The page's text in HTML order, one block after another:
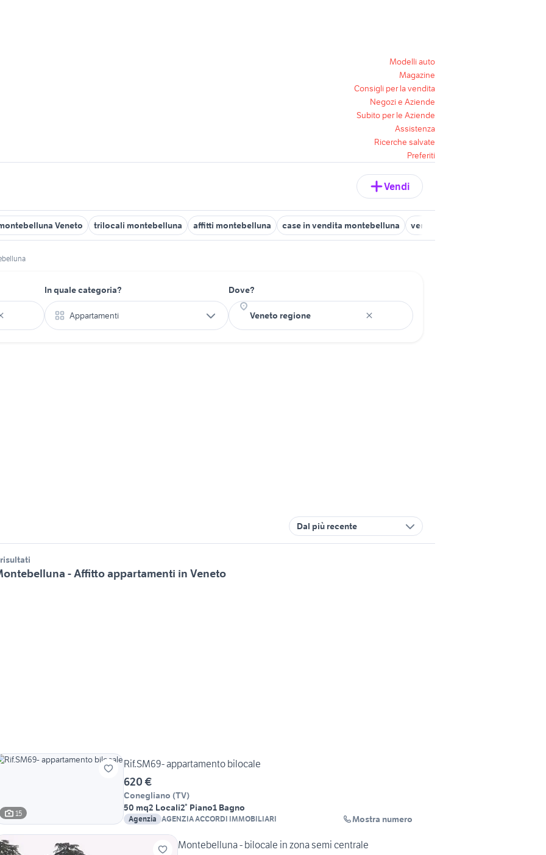
Modelli auto
Magazine
Consigli per la vendita
Negozi e Aziende
Subito per le Aziende
Assistenza
Ricerche salvate
Preferiti
Vendi
Veneto trilocali montebelluna affitti montebelluna case in vendita montebelluna vendita appartamenti
In quale categoria?
Appartamenti
Dove?
Dal più recente
- Affitto appartamenti in Veneto
15
Rif.SM69- appartamento bilocale
620 €
Conegliano (TV)
50 mq2 Locali2° Piano1 Bagno
Agenzia AGENZIA ACCORDI IMMOBILIARI Mostra numero
Montebelluna - bilocale in zona semi centrale